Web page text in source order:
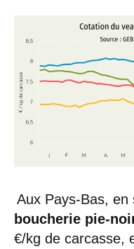
Aux Pays-Bas, en
boucherie pie-
€/kg de carcasse,